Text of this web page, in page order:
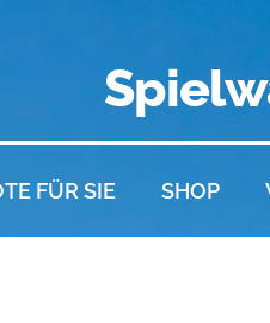
FÜR SIE SHOP